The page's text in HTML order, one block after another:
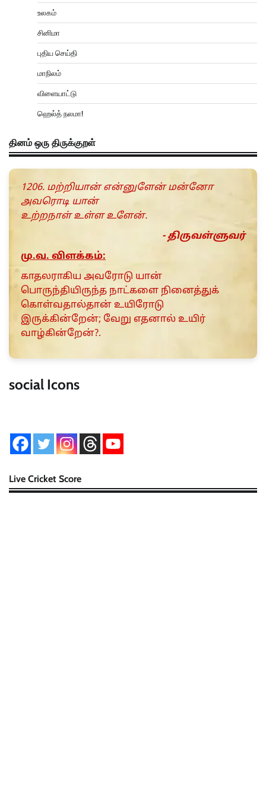
உலகம்
சினிமா
புதிய செய்தி
மாநிலம்
விளையாட்டு
ஹெல்த் நலமா!
தினம் ஒரு திருக்குறள்
1206. மற்றியான் என்னுளேன் மன்னோ
அவரொடி யான்
உற்றநாள் உள்ள உளேன்.
- திருவள்ளுவர்
மு.வ. விளக்கம்:
காதலராகிய அவரோடு யான்
பொருந்தியிருந்த நாட்களை நினைத்துக்
கொள்வதால்தான் உயிரோடு
இருக்கின்றேன்; வேறு எதனால் உயிர்
வாழ்கின்றேன்?.
social Icons
Live Cricket Score